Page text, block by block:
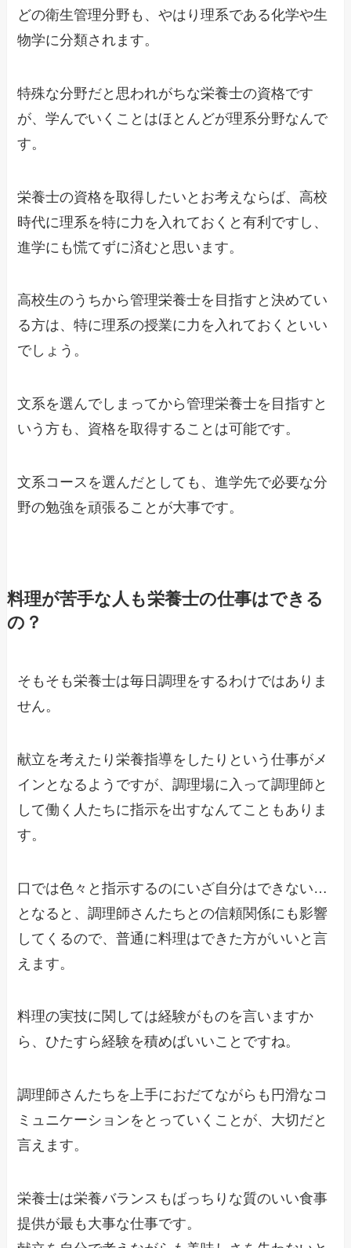
どの衛生管理分野も、やはり理系である化学や生
物学に分類されます。
特殊な分野だと思われがちな栄養士の資格です
が、学んでいくことはほとんどが理系分野なんで
す。
栄養士の資格を取得したいとお考えならば、高校
時代に理系を特に力を入れておくと有利ですし、
進学にも慌てずに済むと思います。
高校生のうちから管理栄養士を目指すと決めてい
る方は、特に理系の授業に力を入れておくといい
でしょう。
文系を選んでしまってから管理栄養士を目指すと
いう方も、資格を取得することは可能です。
文系コースを選んだとしても、進学先で必要な分
野の勉強を頑張ることが大事です。
料理が苦手な人も栄養士の仕事はできる
の？
そもそも栄養士は毎日調理をするわけではありま
せん。
献立を考えたり栄養指導をしたりという仕事がメ
インとなるようですが、調理場に入って調理師と
して働く人たちに指示を出すなんてこともありま
す。
口では色々と指示するのにいざ自分はできない…
となると、調理師さんたちとの信頼関係にも影響
してくるので、普通に料理はできた方がいいと言
えます。
料理の実技に関しては経験がものを言いますか
ら、ひたすら経験を積めばいいことですね。
調理師さんたちを上手におだてながらも円滑なコ
ミュニケーションをとっていくことが、大切だと
言えます。
栄養士は栄養バランスもばっちりな質のいい食事
提供が最も大事な仕事です。